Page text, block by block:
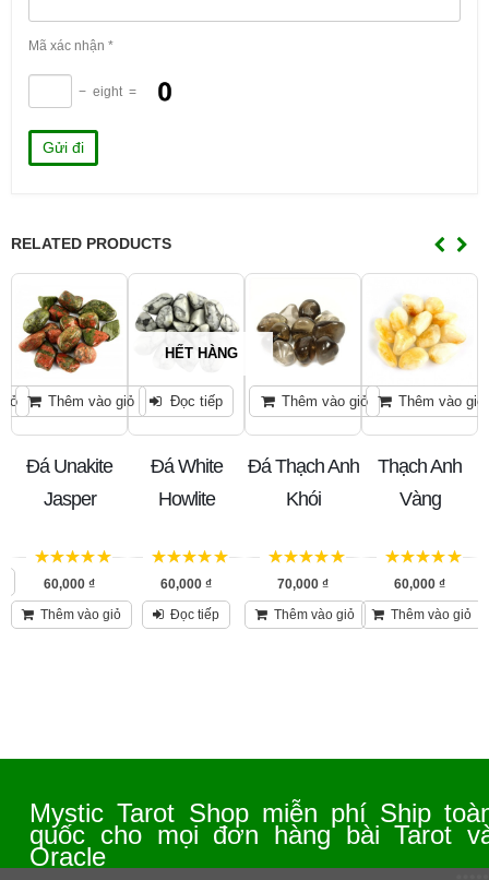
Mã xác nhận *
− eight =
RELATED PRODUCTS
Thêm vào giỏ
Đá Unakite
Jasper
trên 5
60,000 ₫
Thêm vào giỏ
HẾT HÀNG
Đọc tiếp
Đá White
Howlite
trên 5
60,000 ₫
Đọc tiếp
Thêm vào giỏ
Đá Thạch Anh
Khói
trên 5
70,000 ₫
Thêm vào giỏ
Thêm vào giỏ
Thạch Anh
Vàng
trên 5
60,000 ₫
Thêm vào giỏ
Mystic Tarot Shop miễn phí Ship
quốc cho mọi đơn hàng bài Tarot
Oracle